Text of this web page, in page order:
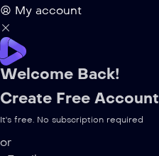
My account
Welcome Back!
Create Free Account
It's free. No subscription required
or